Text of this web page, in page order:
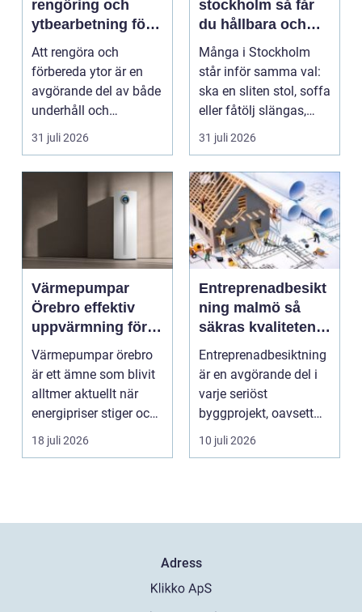
rengöring och
ytbearbetning för
proffs och
hantverkare
Att rengöra och
förbereda ytor är en
avgörande del av både
underhåll och
renovering. Färg, rost,
smu...
31 juli 2026
stockholm så får
du hållbara och
vackra möbler
Många i Stockholm
står inför samma val:
ska en sliten stol, soffa
eller fåtölj slängas,
säljas billi...
31 juli 2026
Värmepumpar
Örebro effektiv
uppvärmning för
hus och
fastigheter
Värmepumpar örebro
är ett ämne som blivit
alltmer aktuellt när
energipriser stiger och
fler vill sän...
18 juli 2026
Entreprenadbesikt
ning malmö så
säkras kvaliteten i
byggprojekt
Entreprenadbesiktning
är en avgörande del i
varje seriöst
byggprojekt, oavsett
om det handlar om en
10 juli 2026
Adress